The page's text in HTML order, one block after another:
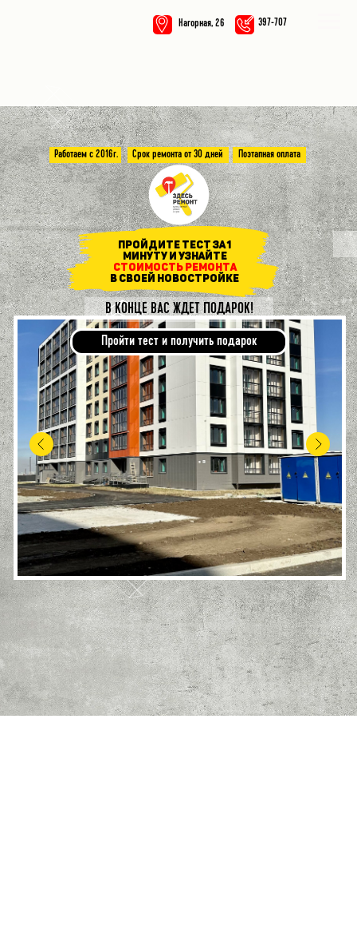
Пройдите тест за 1
минуту и узнайте
стоимость ремонта
в своей новостройке
Пройти тест и получить подарок
397-707
Нагорная, 26
В КОНЦЕ ВАС ЖДЕТ ПОДАРОК!
Работаем с 2016г. Срок ремонта от 30 дней Поэтапная оплата